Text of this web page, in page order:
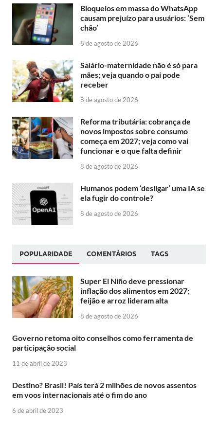
Bloqueios em massa do WhatsApp
causam prejuízo para usuários: ‘Sem
chão’
8 de agosto de 2026
Salário-maternidade não é só para
mães; veja quando o pai pode
receber
8 de agosto de 2026
Reforma tributária: cobrança de
novos impostos sobre consumo
começa em 2027; veja como vai
funcionar e o que falta definir
8 de agosto de 2026
Humanos podem ‘desligar’ uma IA se
ela fugir do controle?
8 de agosto de 2026
POPULARIDADE COMENTÁRIOS TAGS
Super El Niño deve pressionar
inflação dos alimentos em 2027;
feijão e arroz lideram alta
8 de agosto de 2026
Governo retoma oito conselhos como ferramenta de
participação social
11 de abril de 2023
Destino? Brasil! País terá 2 milhões de novos assentos
em voos internacionais até o fim do ano
6 de abril de 2023